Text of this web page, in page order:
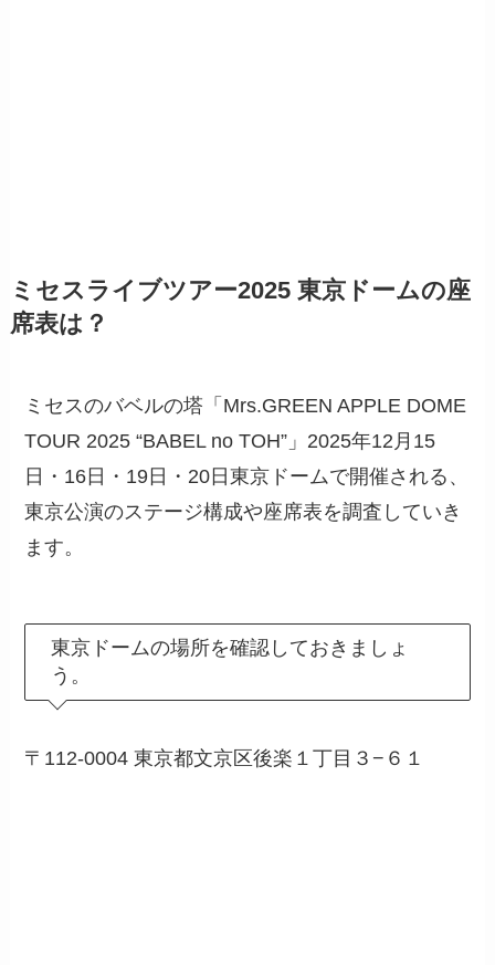
ミセスライブツアー2025 東京ドームの座
席表は？
ミセスのバベルの塔「Mrs.GREEN APPLE DOME
TOUR 2025 “BABEL no TOH”」2025年12月15
日・16日・19日・20日東京ドームで開催される、
東京公演のステージ構成や座席表を調査していき
ます。
東京ドームの場所を確認しておきましょ
う。
〒112-0004 東京都文京区後楽１丁目３−６１